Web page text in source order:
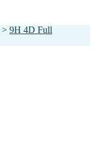
> 9H 4D Full